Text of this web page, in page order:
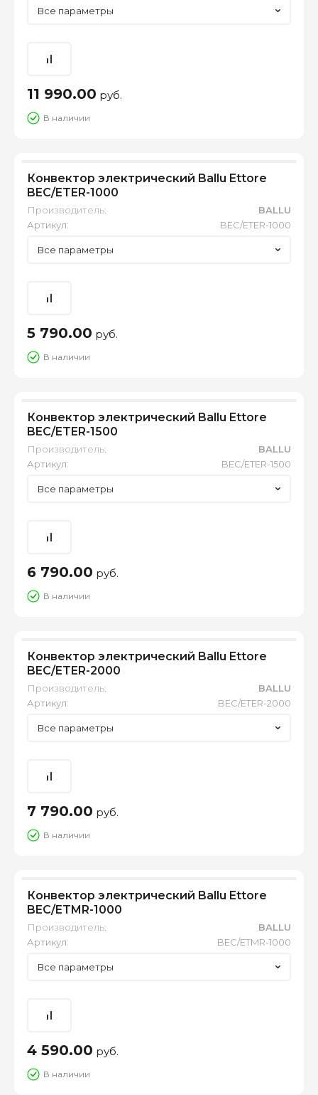
Все параметры
11 990.00 руб.
В наличии
Конвектор электрический Ballu Ettore
BEC/ETER-1000
Производитель:
BALLU
Артикул:
BEC/ETER-1000
Все параметры
5 790.00 руб.
В наличии
Конвектор электрический Ballu Ettore
BEC/ETER-1500
Производитель:
BALLU
Артикул:
BEC/ETER-1500
Все параметры
6 790.00 руб.
В наличии
Конвектор электрический Ballu Ettore
BEC/ETER-2000
Производитель:
BALLU
Артикул:
BEC/ETER-2000
Все параметры
7 790.00 руб.
В наличии
Конвектор электрический Ballu Ettore
BEC/ETMR-1000
Производитель:
BALLU
Артикул:
BEC/ETMR-1000
Все параметры
4 590.00 руб.
В наличии